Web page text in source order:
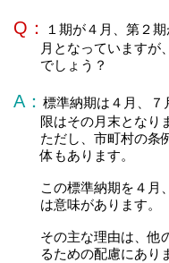
Q：
１期が４月、第２
月となっていますが
でしょう？
A： 標準納期は４月、７
限はその月末となり
ただし、市町村の条
体もあります。
この標準納期を４月
は意味があります。
その主な理由は、他
るための配慮にあり